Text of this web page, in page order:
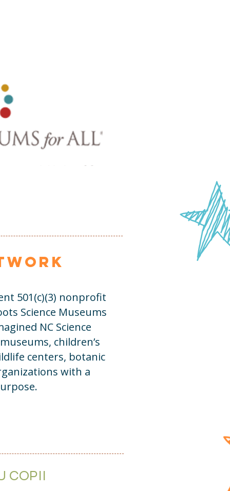
501(c)(3) nonprofit
Science Museums
NC Science
children’s
centers, botanic
with a
COPII